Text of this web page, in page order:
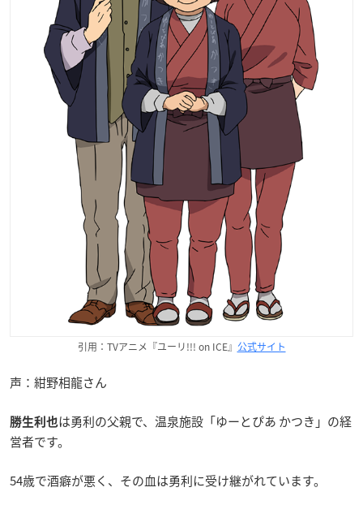
引用：TVアニメ『ユーリ!!! on ICE』 公式サイト
声：紺野相龍さん
勝生利也は勇利の父親で、温泉施設「ゆーとぴあ かつき」の経
営者です。
54歳で酒癖が悪く、その血は勇利に受け継がれています。